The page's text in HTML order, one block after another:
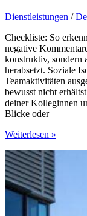
Dienstleistungen /
Checkliste: So
negative
konstruktiv, sondern
herabsetzt. Soziale
Teamaktivitäten
bewusst nicht
deiner Kolleginnen
Blicke oder
Wenn
Job
zur
Belastung
wird
Mobbing
Weiterlesen »